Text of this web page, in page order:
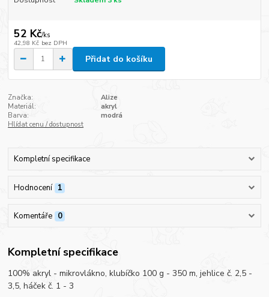
52 Kč/ks
42,98 Kč bez DPH
Přidat do košíku
Značka:
Alize
Materiál:
akryl
Barva:
modrá
Hlídat cenu / dostupnost
Kompletní specifikace
Hodnocení 1
Komentáře 0
Kompletní specifikace
100% akryl - mikrovlákno, klubíčko 100 g - 350 m, jehlice č. 2,5 -
3,5, háček č. 1 - 3